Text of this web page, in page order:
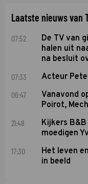
Laatste nieuws van
07:52
De TV van
halen uit
na besluit
07:33 Acteur
06:47
Vanavond
Poirot,
21:48
Kijkers
moedigen
17:30
Het leven
in beeld